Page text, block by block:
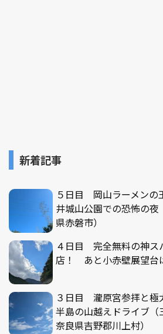
新着記事
５日目 岡山ラーメンの
井城山公園での恐怖の
県赤磐市）
４日目 完全無料の神ス
店！ あと小赤壁展望台
３日目 瀧原宮参拝と
半島の山越えドライブ
奈良県吉野郡川上村）